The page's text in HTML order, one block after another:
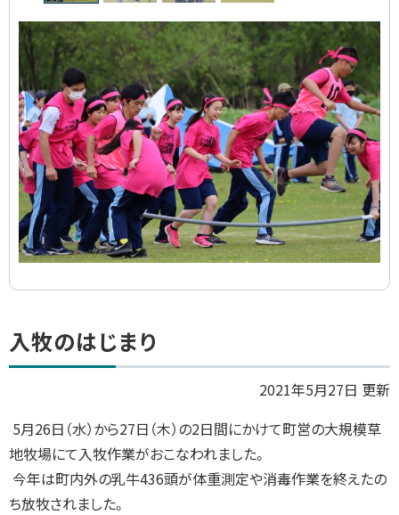
ラ
ド
集
ト
ッ
戻
る
入牧のはじまり
2021年5月27日 更新
5月26日（水）から27日（木）の2日間にかけて町営の大規模草
地牧場にて入牧作業がおこなわれました。
今年は町内外の乳牛436頭が体重測定や消毒作業を終えたの
ち放牧されました。